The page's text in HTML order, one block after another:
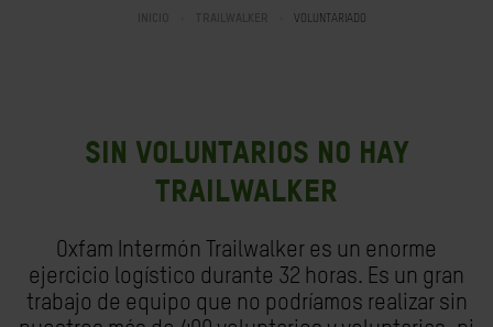
VOLUNTARIADO
Sin voluntarios no hay
Trailwalker
Oxfam Intermón Trailwalker es un enorme
ejercicio logístico durante 32 horas. Es un gran
trabajo de equipo que no podríamos realizar sin